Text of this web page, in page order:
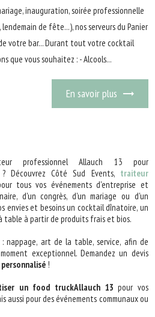
inauguration, soirée professionnelle
de fête...), nos serveurs du Panier
votre bar... Durant tout votre cocktail
que vous souhaitez : - Alcools...
En savoir plus
professionnel Allauch 13 pour
Découvrez Côté Sud Events, traiteur
tous vos événements d'entreprise et
d'un congrès, d'un mariage ou d'un
envies et besoins un cocktail dînatoire, un
à partir de produits frais et bios.
nappage, art de la table, service, afin de
exceptionnel. Demandez un devis
!
un food truckAllauch 13 pour vos
aussi pour des événements communaux ou